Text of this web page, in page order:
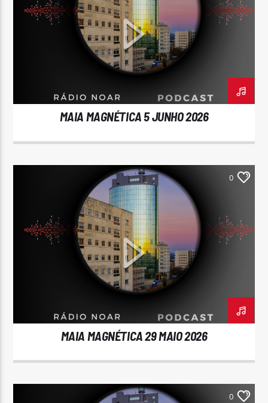
MAIA MAGNÉTICA 5 JUNHO 2026
0
MAIA MAGNÉTICA 29 MAIO 2026
0